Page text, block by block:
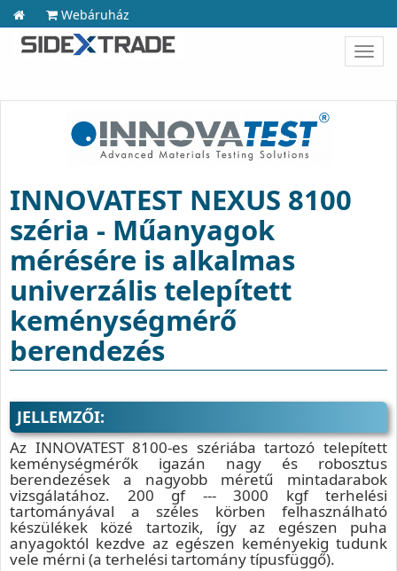
Webáruház
INNOVATEST NEXUS 8100
széria - Műanyagok
mérésére is alkalmas
univerzális telepített
keménységmérő
berendezés
JELLEMZŐI:
Az INNOVATEST 8100-es szériába tartozó telepített
keménységmérők igazán nagy és robosztus
berendezések a nagyobb méretű mintadarabok
vizsgálatához. 200 gf --- 3000 kgf terhelési
tartományával a széles körben felhasználható
készülékek közé tartozik, így az egészen puha
anyagoktól kezdve az egészen keményekig tudunk
vele mérni (a terhelési tartomány típusfüggő).